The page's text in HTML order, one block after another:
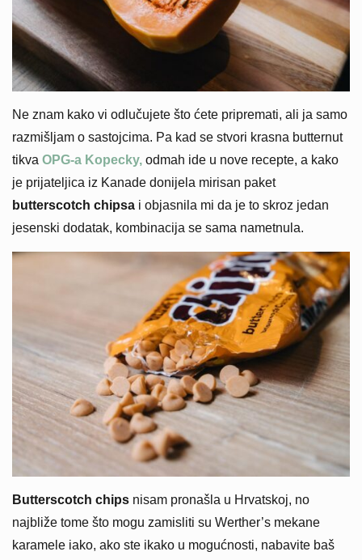
Ne znam kako vi odlučujete što ćete pripremati, ali ja samo
razmišljam o sastojcima. Pa kad se stvori krasna butternut
tikva OPG-a Kopecky, odmah ide u nove recepte, a kako
je prijateljica iz Kanade donijela mirisan paket
butterscotch chipsa i objasnila mi da je to skroz jedan
jesenski dodatak, kombinacija se sama nametnula.
Butterscotch chips nisam pronašla u Hrvatskoj, no
najbliže tome što mogu zamisliti su Werther’s mekane
karamele iako, ako ste ikako u mogućnosti, nabavite baš